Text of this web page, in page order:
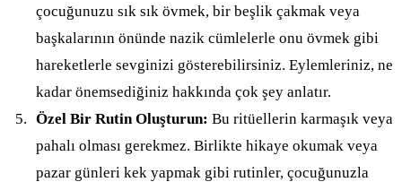
çocuğunuzu sık sık övmek, bir beşlik çakmak veya
başkalarının önünde nazik cümlelerle onu övmek gibi
hareketlerle sevginizi gösterebilirsiniz. Eylemleriniz, ne
kadar önemsediğiniz hakkında çok şey anlatır.
Özel Bir Rutin Oluşturun: Bu ritüellerin karmaşık veya
pahalı olması gerekmez. Birlikte hikaye okumak veya
pazar günleri kek yapmak gibi rutinler, çocuğunuzla